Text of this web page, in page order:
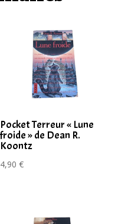
Pocket Terreur « Lune
froide » de Dean R.
Koontz
4,90€